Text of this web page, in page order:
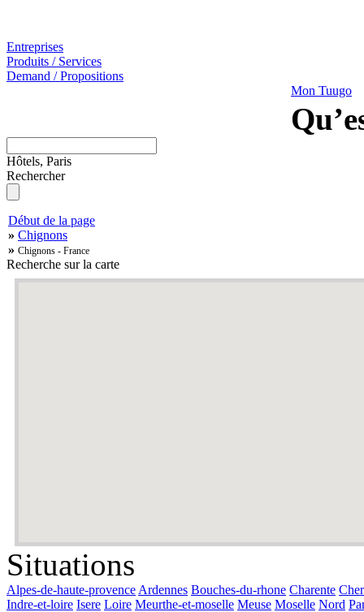
Entreprises
Produits / Services
Demand / Propositions
Mon Tuugo
Hôtels, Paris
Rechercher
Début de la page
» Chignons
» Chignons - France
Recherche sur la carte
Situations
Alpes-de-haute-provence Ardennes Bouches-du-rhone Charente Cher
Indre-et-loire Isere Loire Meurthe-et-moselle Meuse Moselle Nord